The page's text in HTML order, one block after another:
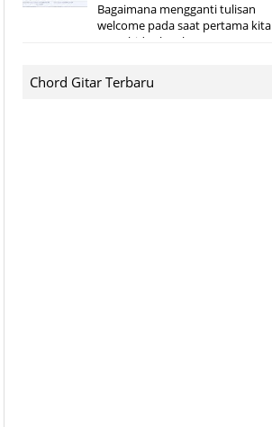
Bagaimana mengganti tulisan
welcome pada saat pertama kita
menghidupkan laptop atau
shuting down pada saat k...
Chord Gitar Terbaru